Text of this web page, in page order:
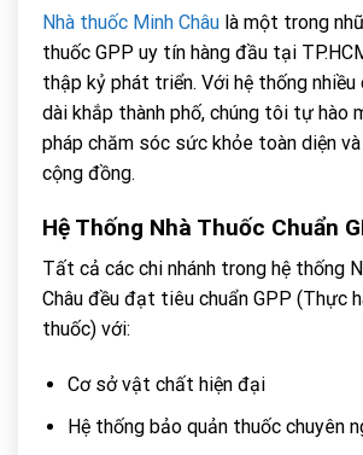
Nhà thuốc Minh Châu là một trong
thuốc GPP uy tín hàng đầu tại
thập kỷ phát triển. Với hệ thống nhiều
dài khắp thành phố, chúng tôi tự hào
pháp chăm sóc sức khỏe toàn diện
cộng đồng.
Hệ Thống Nhà Thuốc Chuẩn
Tất cả các chi nhánh trong hệ thống
Châu đều đạt tiêu chuẩn GPP (Thực
thuốc) với:
Cơ sở vật chất hiện đại
Hệ thống bảo quản thuốc chuyên